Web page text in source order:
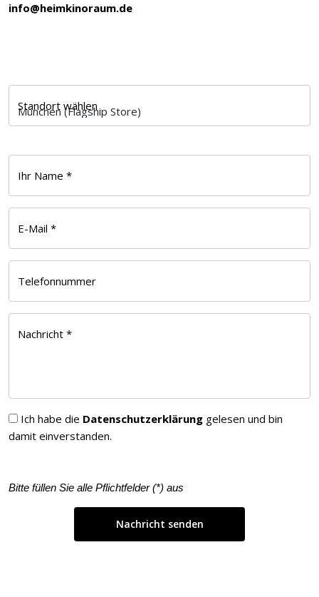
info@heimkinoraum.de
Standort wählen
Ihr Name *
E-Mail *
Telefonnummer
Nachricht *
Ich habe die Datenschutzerklärung gelesen und bin
damit einverstanden.
Bitte füllen Sie alle Pflichtfelder (*) aus